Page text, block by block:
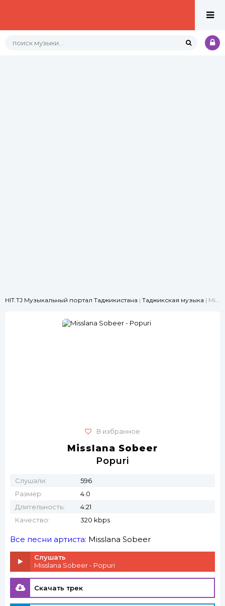
HIT.TJ Музыкальный портал Таджикистана | Таджикская музыка | Misslana Sobeer - Popuri
В избранное
Misslana Sobeer
Popuri
Слушали:
596
Размер:
4.0
Длительность:
4:21
Качество:
320 kbps
Все песни артиста: Misslana Sobeer
Слушать
Misslana Sobeer - Popuri
Скачать трек